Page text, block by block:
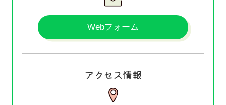
Webフォーム
アクセス情報